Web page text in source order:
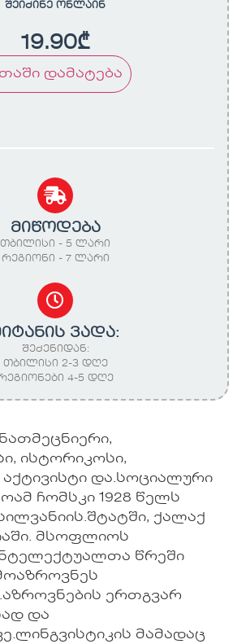
შეიძინე ონლაინ
19.90₾
დამატება
მიწოდება
თბილისი - 5 ლარი
რეგიონი - 7 ლარი
ვადა:
შეძენიდან:
თბილისი 2-3 დღე
4-5 დღე
ისტორიკოსი,
და.სოციალური
ჩომსკი 1928 წელს
ქალაქ
მსოფლიოს
წრეში
ერთგვარ
და
მამადაც